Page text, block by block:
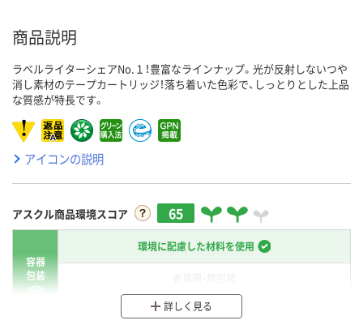
商品説明
ラベルライターシェアNo.１！豊富なラインナップ。光が反射しないつや
消し素材のテープカートリッジ！落ち着いた色彩で、しっとりとした上品
な質感が特長です。
アイコンの説明
アスクル商品環境スコア 65
容器
包装
環境に配慮した材料を使用
分別・リサイクルしやすい設計
詳しく見る